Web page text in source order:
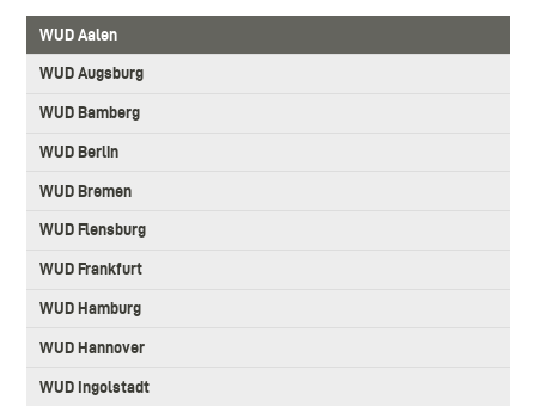
3.
Level
Main
WUD Aalen
WUD Augsburg
WUD Bamberg
WUD Berlin
WUD Bremen
WUD Flensburg
WUD Frankfurt
WUD Hamburg
WUD Hannover
WUD Ingolstadt
Lego
Serious
Play,
zeigt
Motto
2024:
for
World
der